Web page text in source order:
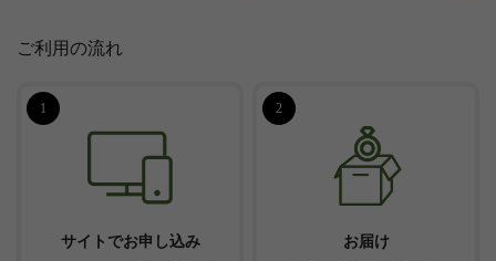
ご利用の流れ
1
サイトでお申し込み
2
お届け